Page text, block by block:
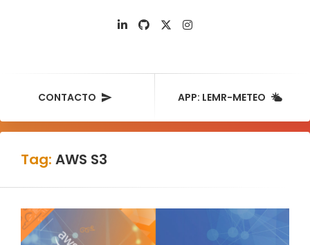
CONTACTO APP: LEMR-METEO
Tag: AWS S3